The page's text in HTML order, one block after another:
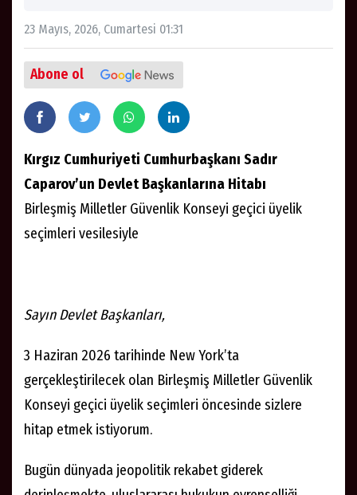
23 Mayıs, 2026, Cumartesi 01:31
Abone ol
Kırgız Cumhuriyeti Cumhurbaşkanı Sadır
Caparov’un Devlet Başkanlarına Hitabı
Birleşmiş Milletler Güvenlik Konseyi geçici üyelik
seçimleri vesilesiyle
Sayın Devlet Başkanları,
3 Haziran 2026 tarihinde New York’ta
gerçekleştirilecek olan Birleşmiş Milletler Güvenlik
Konseyi geçici üyelik seçimleri öncesinde sizlere
hitap etmek istiyorum.
Bugün dünyada jeopolitik rekabet giderek